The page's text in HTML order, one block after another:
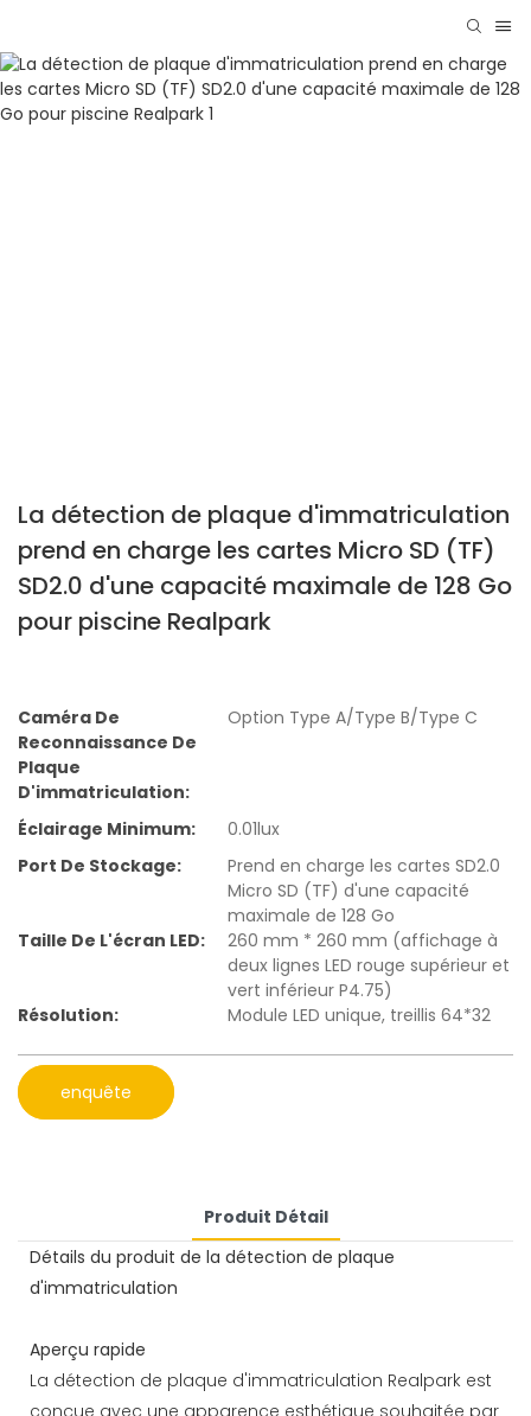
La détection de plaque d'immatriculation
prend en charge les cartes Micro SD (TF)
SD2.0 d'une capacité maximale de 128 Go
pour piscine Realpark
Caméra De
Reconnaissance De
Plaque
D'immatriculation:
Option Type A/Type B/Type C
Éclairage Minimum:
0.01lux
Port De Stockage:
Prend en charge les cartes SD2.0
Micro SD (TF) d'une capacité
maximale de 128 Go
Taille De L'écran LED:
260 mm * 260 mm (affichage à
deux lignes LED rouge supérieur et
vert inférieur P4.75)
Résolution:
Module LED unique, treillis 64*32
enquête
Produit Détail
Détails du produit de la détection de plaque
d'immatriculation
Aperçu rapide
La détection de plaque d'immatriculation Realpark est
conçue avec une apparence esthétique souhaitée par